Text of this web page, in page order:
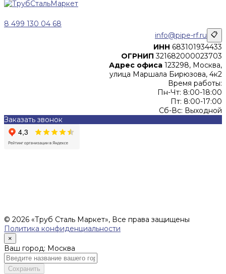
8 499 130 04 68
info@pipe-rf.ru 📋
ИНН 683101934433
ОГРНИП 321682000023703
Адрес офиса 123298, Москва,
улица Маршала Бирюзова, 4к2
Время работы:
Пн-Чт: 8:00-18:00
Пт: 8:00-17:00
Сб-Вс: Выходной
Заказать звонок
© 2026 «Труб Сталь Маркет», Все права защищены
Политика конфиденциальности
×
Ваш город: Москва
Сохранить